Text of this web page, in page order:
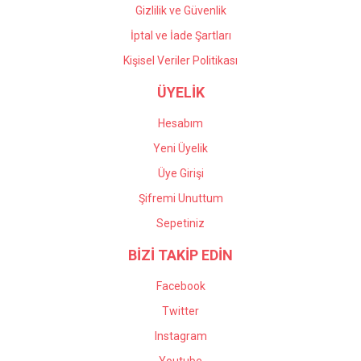
Gizlilik ve Güvenlik
İptal ve İade Şartları
Kişisel Veriler Politikası
ÜYELİK
Hesabım
Yeni Üyelik
Üye Girişi
Şifremi Unuttum
Sepetiniz
BİZİ TAKİP EDİN
Facebook
Twitter
Instagram